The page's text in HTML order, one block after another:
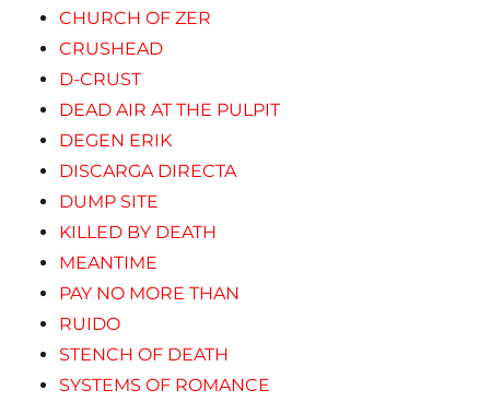
CHURCH OF ZER
CRUSHEAD
D-CRUST
DEAD AIR AT THE PULPIT
DEGEN ERIK
DISCARGA DIRECTA
DUMP SITE
KILLED BY DEATH
MEANTIME
PAY NO MORE THAN
RUIDO
STENCH OF DEATH
SYSTEMS OF ROMANCE